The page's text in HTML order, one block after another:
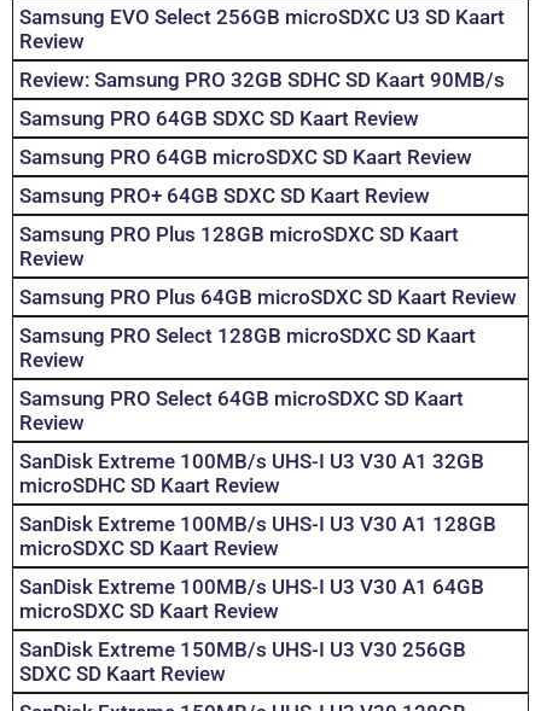
Samsung EVO Select 256GB microSDXC U3 SD Kaart
Review
Review: Samsung PRO 32GB SDHC SD Kaart 90MB/s
Samsung PRO 64GB SDXC SD Kaart Review
Samsung PRO 64GB microSDXC SD Kaart Review
Samsung PRO+ 64GB SDXC SD Kaart Review
Samsung PRO Plus 128GB microSDXC SD Kaart
Review
Samsung PRO Plus 64GB microSDXC SD Kaart Review
Samsung PRO Select 128GB microSDXC SD Kaart
Review
Samsung PRO Select 64GB microSDXC SD Kaart
Review
SanDisk Extreme 100MB/s UHS-I U3 V30 A1 32GB
microSDHC SD Kaart Review
SanDisk Extreme 100MB/s UHS-I U3 V30 A1 128GB
microSDXC SD Kaart Review
SanDisk Extreme 100MB/s UHS-I U3 V30 A1 64GB
microSDXC SD Kaart Review
SanDisk Extreme 150MB/s UHS-I U3 V30 256GB
SDXC SD Kaart Review